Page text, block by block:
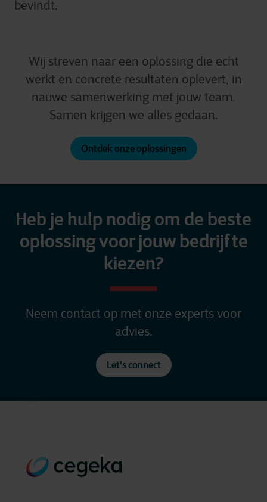
bevindt.
Wij streven naar een oplossing die echt
werkt en concrete resultaten oplevert, in
nauwe samenwerking met jouw team.
Samen krijgen we alles gedaan.
Ontdek onze oplossingen
Heb je hulp nodig om de beste
oplossing voor jouw bedrijf te
kiezen?
Neem contact op met onze experts voor
advies.
Let's connect